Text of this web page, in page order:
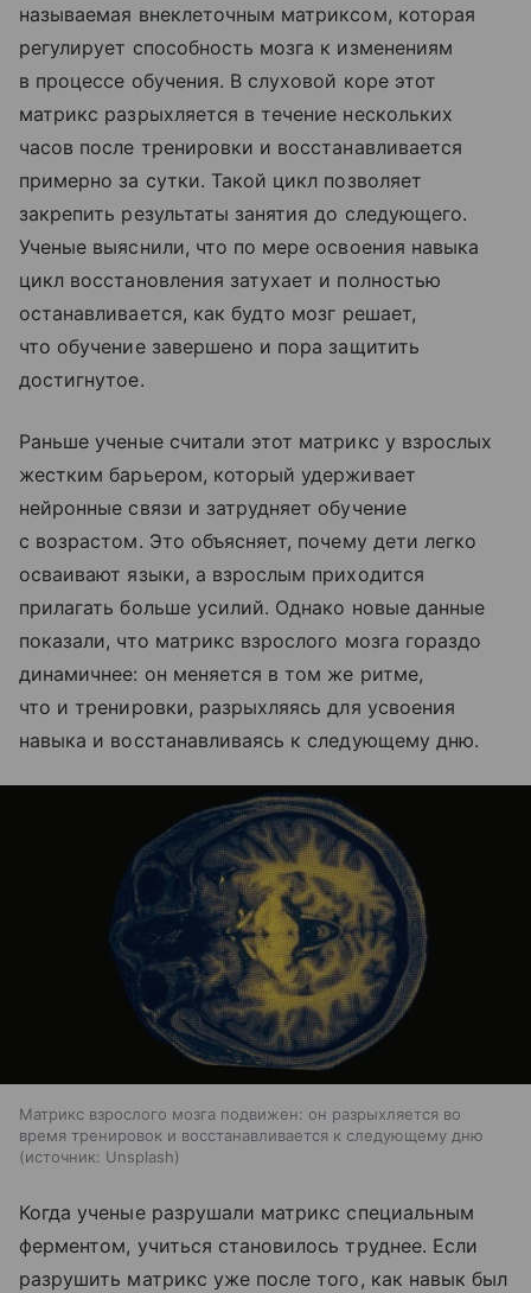
называемая внеклеточным матриксом, которая
регулирует способность мозга к изменениям
в процессе обучения. В слуховой коре этот
матрикс разрыхляется в течение нескольких
часов после тренировки и восстанавливается
примерно за сутки. Такой цикл позволяет
закрепить результаты занятия до следующего.
Ученые выяснили, что по мере освоения навыка
цикл восстановления затухает и полностью
останавливается, как будто мозг решает,
что обучение завершено и пора защитить
достигнутое.
Раньше ученые считали этот матрикс у взрослых
жестким барьером, который удерживает
нейронные связи и затрудняет обучение
с возрастом. Это объясняет, почему дети легко
осваивают языки, а взрослым приходится
прилагать больше усилий. Однако новые данные
показали, что матрикс взрослого мозга гораздо
динамичнее: он меняется в том же ритме,
что и тренировки, разрыхляясь для усвоения
навыка и восстанавливаясь к следующему дню.
Матрикс взрослого мозга подвижен: он разрыхляется во
время тренировок и восстанавливается к следующему дню
источник: Unsplash
Когда ученые разрушали матрикс специальным
ферментом, учиться становилось труднее. Если
разрушить матрикс уже после того, как навык был